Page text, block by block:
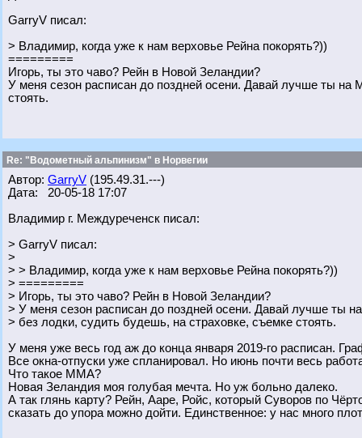
GarryV писал:
> Владимир, когда уже к нам верховье Рейна покорять?))
=========
Игорь, ты это чаво? Рейн в Новой Зеландии?
У меня сезон расписан до поздней осени. Давай лучше ты
стоять.
Re: "Водометный альпинизм" в Норвегии
Автор: GarryV (195.49.31.---)
Дата: 20-05-18 17:07
Владимир г. Междуреченск писал:
> GarryV писал:
>
> > Владимир, когда уже к нам верховье Рейна покорять?))
> =========
> Игорь, ты это чаво? Рейн в Новой Зеландии?
> У меня сезон расписан до поздней осени. Давай лучше ты
> без лодки, судить будешь, на страховке, съемке стоять.
У меня уже весь год аж до конца января 2019-го расписан.
Все окна-отпуски уже спланировал. Но июнь почти весь
Что такое ММА?
Новая Зеландия моя голубая мечта. Но уж больно далеко.
А так глянь карту? Рейн, Ааре, Ройс, который Суворов по
сказать до упора можно дойти. Единственное: у нас много